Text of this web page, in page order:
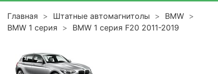
Главная Штатные автомагнитолы
BMW
BMW 1 серия
BMW 1 серия F20 2011-2019